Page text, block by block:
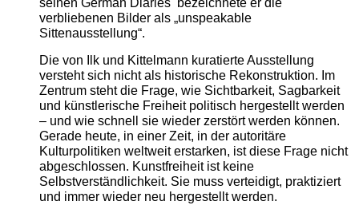
seinen German Diaries bezeichnete er die
verbliebenen Bilder als „unspeakable
Sittenausstellung“.
Die von Ilk und Kittelmann kuratierte Ausstellung
versteht sich nicht als historische Rekonstruktion. Im
Zentrum steht die Frage, wie Sichtbarkeit, Sagbarkeit
und künstlerische Freiheit politisch hergestellt werden
– und wie schnell sie wieder zerstört werden können.
Gerade heute, in einer Zeit, in der autoritäre
Kulturpolitiken weltweit erstarken, ist diese Frage nicht
abgeschlossen. Kunstfreiheit ist keine
Selbstverständlichkeit. Sie muss verteidigt, praktiziert
und immer wieder neu hergestellt werden.